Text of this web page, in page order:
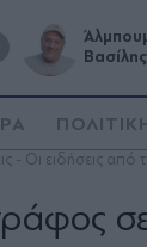
- Οι ειδήσεις